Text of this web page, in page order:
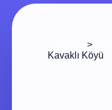
>
Kavaklı Köyü